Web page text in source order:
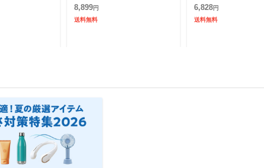
8,899円
送料無料
6,828円
送料無料